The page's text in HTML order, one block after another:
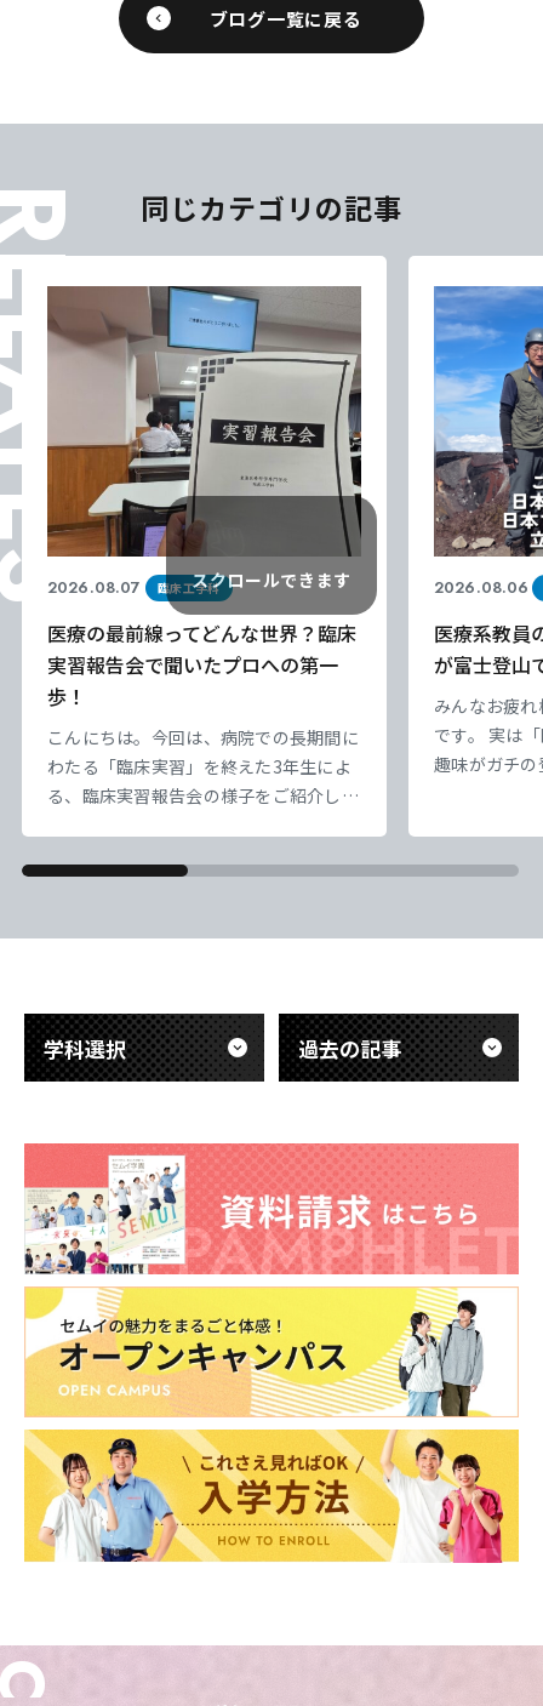
ブログ一覧に戻る
同じカテゴリの記事
2026.08.07 臨床工学科
医療の最前線ってどんな世界？臨床
実習報告会で聞いたプロへの第一
歩！
こんにちは。今回は、病院での長期間に
わたる「臨床実習」を終えた3年生によ
る、臨床実習報告会の様子をご紹介しま
会では、先輩たちが実際の医療現場で触
体的で熱意あふれる発表が行われまし
した。 また、これから実習を迎える後
輩たち
2026.08.06
医療系教員
が富士登山
みんなお疲
です。 実は
趣味がガチ
でエモすぎ…
息苦しい。
き
スクロールできます
学科選択 過去の記事